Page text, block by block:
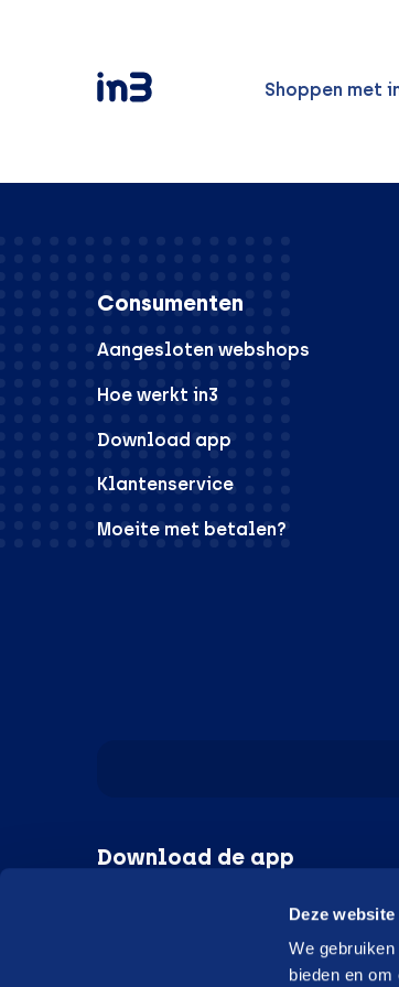
Deze
We
bieden en
Shoppen met
Consumenten
Aangesloten webshops
Hoe werkt in3
Download app
Klantenservice
Moeite met betalen?
Download de app